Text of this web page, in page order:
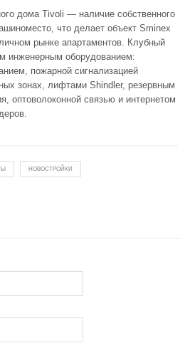
дома Tivoli — наличие собственного
что делает объект Sminex
рынке апартаментов. Клубный
инженерным оборудованием:
пожарной сигнализацией
зонах, лифтами Shindler, резервным
оптоволоконной связью и интернетом
НОВОСТРОЙКИ